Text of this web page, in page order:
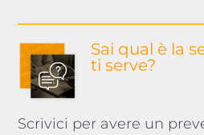
Sai qual è la
ti serve?
Scrivici per avere un